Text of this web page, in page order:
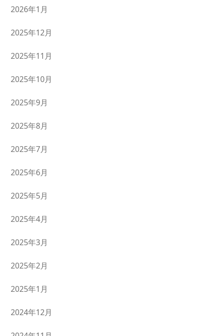
2026年1月
2025年12月
2025年11月
2025年10月
2025年9月
2025年8月
2025年7月
2025年6月
2025年5月
2025年4月
2025年3月
2025年2月
2025年1月
2024年12月